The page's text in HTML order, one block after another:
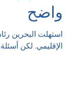
واضح
استهلت البحرين
الإقليمي. لكن